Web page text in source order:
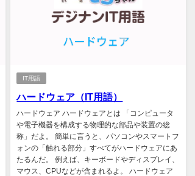
IT用語
ハードウェア（IT用語）
ハードウェア ハードウェアとは 「コンピュータ
や電子機器を構成する物理的な部品や装置の総
称」だよ。 簡単に言うと、パソコンやスマートフ
ォンの「触れる部分」すべてがハードウェアにあ
たるんだ。 例えば、キーボードやディスプレイ、
マウス、CPUなどが含まれるよ。 ハードウェア